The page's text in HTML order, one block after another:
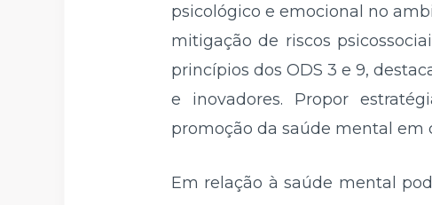
psicológico e emocional no
mitigação de riscos
princípios dos ODS 3 e 9,
e inovadores. Propor
promoção da saúde mental em
Em relação à saúde mental